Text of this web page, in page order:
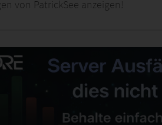
von PatrickSee anzeigen!